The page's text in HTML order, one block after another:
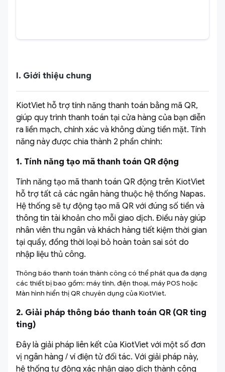
I. Giới thiệu chung
KiotViet hỗ trợ tính năng thanh toán bằng mã QR,
giúp quy trình thanh toán tại cửa hàng của bạn diễn
ra liền mạch, chính xác và không dùng tiền mặt. Tính
năng này được chia thành 2 phần chính:
1. Tính năng tạo mã thanh toán QR động
Tính năng tạo mã thanh toán QR động trên KiotViet
hỗ trợ tất cả các ngân hàng thuộc hệ thống Napas.
Hệ thống sẽ tự động tạo mã QR với đúng số tiền và
thông tin tài khoản cho mỗi giao dịch. Điều này giúp
nhân viên thu ngân và khách hàng tiết kiệm thời gian
tại quầy, đồng thời loại bỏ hoàn toàn sai sót do
nhập liệu thủ công.
Thông báo thanh toán thành công có thể phát qua đa dạng
các thiết bị bao gồm: máy tính, điện thoại, máy POS hoặc
Màn hình hiển thị QR chuyên dụng của KiotViet.
2. Giải pháp thông báo thanh toán QR (QR ting
ting)
Đây là giải pháp liên kết của KiotViet với một số đơn
vị ngân hàng / ví điện tử đối tác. Với giải pháp này,
hệ thống tự động xác nhận giao dịch thành công